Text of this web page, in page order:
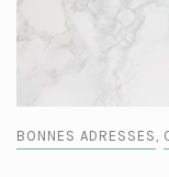
BONNES ADRESSES,